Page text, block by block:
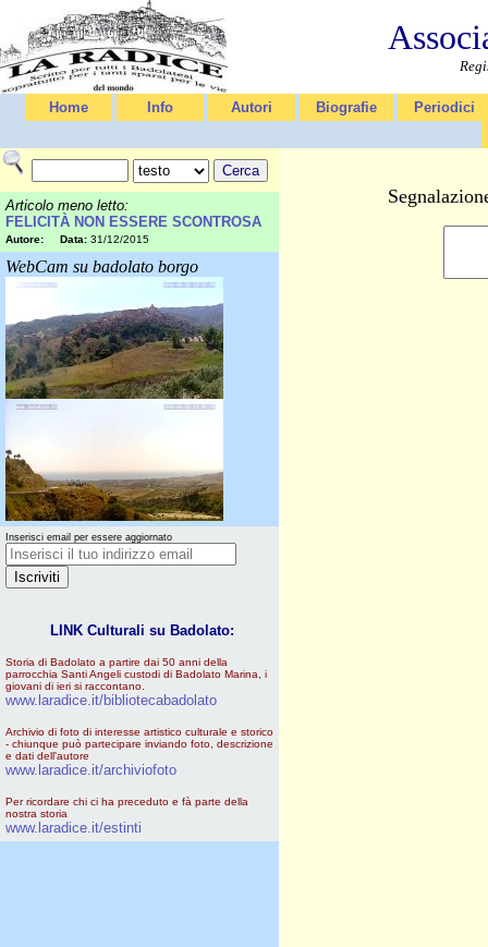
Home Info Autori Biografie Periodici
Articolo meno letto:
FELICITÀ NON ESSERE SCONTROSA
Autore: Data: 31/12/2015
WebCam su badolato borgo
Inserisci email per essere aggiornato
LINK Culturali su Badolato:
Storia di Badolato a partire dai 50 anni della
parrocchia Santi Angeli custodi di Badolato Marina, i
giovani di ieri si raccontano.
www.laradice.it/bibliotecabadolato
Archivio di foto di interesse artistico culturale e storico
- chiunque può partecipare inviando foto, descrizione
e dati dell'autore
www.laradice.it/archiviofoto
Per ricordare chi ci ha preceduto e fà parte della
nostra storia
www.laradice.it/estinti